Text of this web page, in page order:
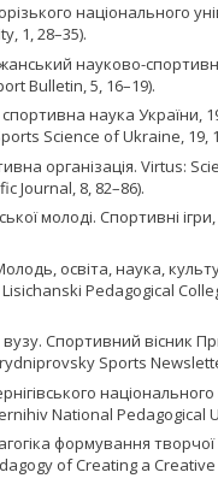
національного
1, 28–35).
науково-
Bulletin, 5, 16–19).
наука України,
Science of Ukraine, 19,
організація. Virtus:
Journal, 8, 82–86).
молоді. Спортивні ігри,
освіта, наука,
Pedagogical
Спортивний вісник
Sports
National Pedagogical
формування творчої
of Creating a